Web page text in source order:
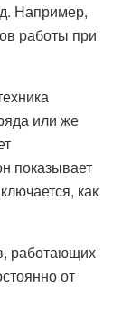
Например,
работы при
или же
показывает
как
работающих
от